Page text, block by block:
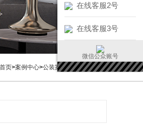
首页>案例中心>公装案例>中和信办公室
在线客服2号
在线客服3号
微信公众账号